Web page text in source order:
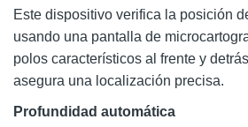
Este dispositivo verifica la posición
usando una pantalla de
polos característicos al frente y
asegura una localización precisa.
Profundidad automática